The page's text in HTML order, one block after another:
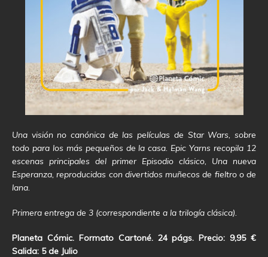
Una visión no canónica de las películas de Star Wars, sobre
todo para los más pequeños de la casa. Epic Yarns recopila 12
escenas principales del primer Episodio clásico, Una nueva
Esperanza, reproducidas con divertidos muñecos de fieltro o de
lana.
Primera entrega de 3 (correspondiente a la trilogía clásica).
Planeta Cómic. Formato Cartoné. 24 págs. Precio: 9,95 €
Salida: 5 de Julio